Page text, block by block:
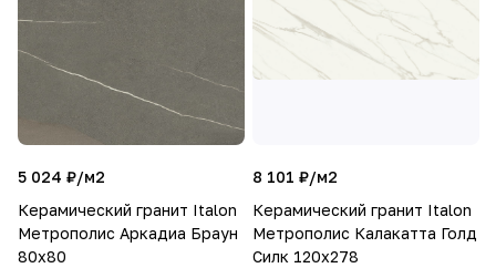
5 024 ₽/м2
Керамический гранит Italon
Метрополис Аркадиа Браун
80х80
8 101 ₽/м2
Керамический гранит Italon
Метрополис Калакатта Голд
Силк 120х278